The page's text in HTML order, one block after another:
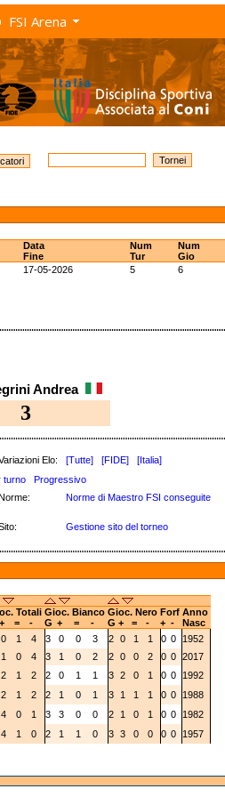
FSI Arena
Data
Fine
Num
Tur
Num
Gio
17-05-2026 5 6
Andrea
3
Elo: [Tutte] [FIDE]
[Italia]
turno
Progressivo
Norme di Maestro FSI conseguite
Gestione sito del torneo
Totali Gioc. Bianco Gioc. Nero Forf Anno
+ = - G + = - G + = - + -
Nasc
0 1 4 3 0 0 3 2 0 1 1 0 0
1952
1 0 4 3 1 0 2 2 0 0 2 0 0 2017
2 1 2 2 0 1 1 3 2 0 1 0 0
1992
2 1 2 2 1 0 1 3 1 1 1 0 0
1988
4 0 1 3 3 0 0 2 1 0 1 0 0
1982
4 1 0 2 1 1 0 3 3 0 0 0 0 1957